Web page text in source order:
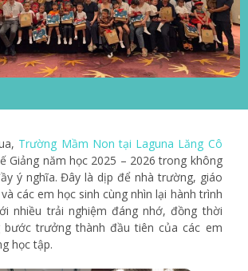
Trường Mầm Non tại Laguna Lăng Cô
Giảng năm học 2025 – 2026 trong không
ý nghĩa. Đây là dịp để nhà trường, giáo
các em học sinh cùng nhìn lại hành trình
nhiều trải nghiệm đáng nhớ, đồng thời
bước trưởng thành đầu tiên của các em
học tập.